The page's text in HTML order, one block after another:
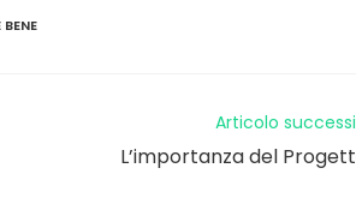
BENE
Articolo
L’importanza del